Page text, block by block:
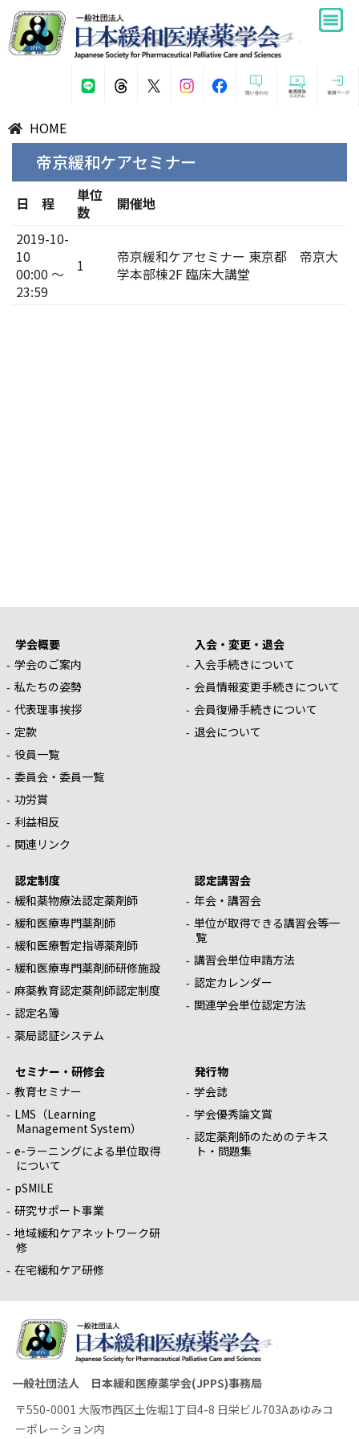
HOME
帝京緩和ケアセミナー
日 程
単位
数
開催地
2019-10-
10
00:00 ～
23:59
1
帝京緩和ケアセミナー 東京都 帝京大
学本部棟2F 臨床大講堂
学会概要
学会のご案内
私たちの姿勢
代表理事挨拶
定款
役員一覧
委員会・委員一覧
功労賞
利益相反
関連リンク
入会・変更・退会
入会手続きについて
会員情報変更手続きについて
会員復帰手続きについて
退会について
認定制度
緩和薬物療法認定薬剤師
緩和医療専門薬剤師
緩和医療暫定指導薬剤師
緩和医療専門薬剤師研修施設
麻薬教育認定薬剤師認定制度
認定名簿
薬局認証システム
認定講習会
年会・講習会
単位が取得できる講習会等一
覧
講習会単位申請方法
認定カレンダー
関連学会単位認定方法
セミナー・研修会
教育セミナー
LMS（Learning
Management System）
e-ラーニングによる単位取得
について
pSMILE
研究サポート事業
地域緩和ケアネットワーク研
修
在宅緩和ケア研修
発行物
学会誌
学会優秀論文賞
認定薬剤師のためのテキス
ト・問題集
一般社団法人 日本緩和医療薬学会(JPPS)事務局
〒550-0001 大阪市西区土佐堀1丁目4-8 日栄ビル703Aあゆみコ
ーポレーション内